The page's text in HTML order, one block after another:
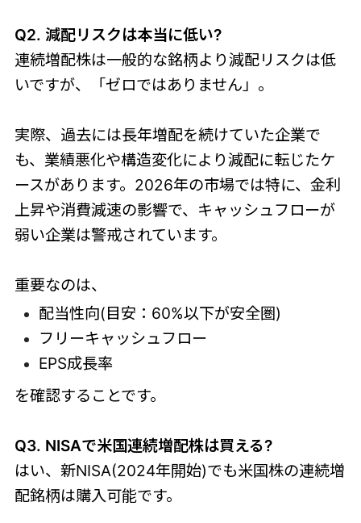
Q2. 減配リスクは本当に低い?
連続増配株は一般的な銘柄より減配リスクは低
いですが、「ゼロではありません」。
実際、過去には長年増配を続けていた企業で
も、業績悪化や構造変化により減配に転じたケ
ースがあります。2026年の市場では特に、金利
上昇や消費減速の影響で、キャッシュフローが
弱い企業は警戒されています。
重要なのは、
配当性向(目安：60%以下が安全圏)
フリーキャッシュフロー
EPS成長率
を確認することです。
Q3. NISAで米国連続増配株は買える?
はい、新NISA(2024年開始)でも米国株の連続増
配銘柄は購入可能です。